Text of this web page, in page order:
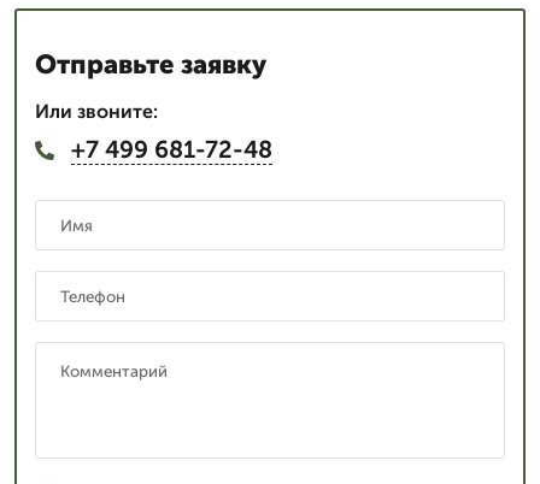
Отправьте заявку
Или звоните:
+7 499 681-72-48